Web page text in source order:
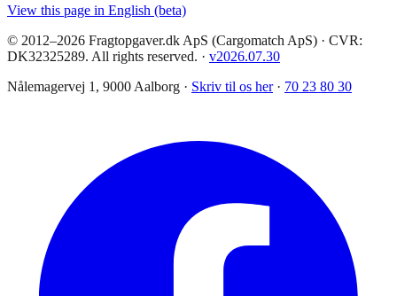
View this page in English (beta)
© 2012–2026 Fragtopgaver.dk ApS (Cargomatch ApS) · CVR:
DK32325289. All rights reserved. · v2026.07.30
Nålemagervej 1, 9000 Aalborg · Skriv til os her · 70 23 80 30